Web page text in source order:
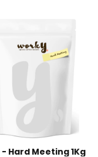
Hard Meeting 1Kg